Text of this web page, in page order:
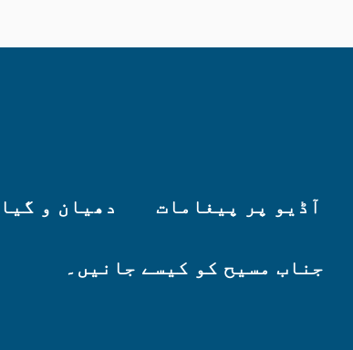
آڈیو پر پیغامات دھیان و
جناب مسیح کو کیسے جانیں۔